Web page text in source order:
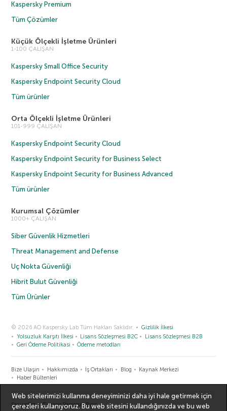
Kaspersky Premium
Tüm Çözümler
Küçük Ölçekli İşletme Ürünleri
1-100 ÇALIŞAN
Kaspersky Small Office Security
Kaspersky Endpoint Security Cloud
Tüm ürünler
Orta Ölçekli İşletme Ürünleri
101-999 ÇALIŞAN
Kaspersky Endpoint Security Cloud
Kaspersky Endpoint Security for Business Select
Kaspersky Endpoint Security for Business Advanced
Tüm ürünler
Kurumsal Çözümler
1000+ ÇALIŞAN
Siber Güvenlik Hizmetleri
Threat Management and Defense
Uç Nokta Güvenliği
Hibrit Bulut Güvenliği
Tüm Ürünler
© 2026 AO Kaspersky Lab Tüm Hakları Saklıdır.
Gizlilik İlkesi
Yolsuzluk Karşıtı İlkesi
Lisans Sözleşmesi B2C
Lisans Sözleşmesi B2B
Geri Ödeme Politikasi
Ödeme metodları
Bize Ulaşın Hakkımızda İş Ortakları Blog
Kaynak Merkezi
Haber Bültenleri
Securelist Eugene Personal Blog
Web sitelerimizi kullanma deneyiminizi daha iyi hale getirmek için
çerezleri kullanıyoruz. Bu web sitesini kullandığınızda ve bu web